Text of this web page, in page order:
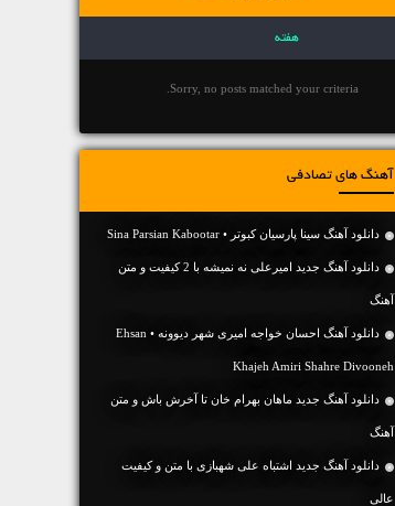
هفته
Sorry, no posts matched your criteria.
آهنگ های تصادفی
دانلود آهنگ سینا پارسیان کبوتر • Sina Parsian Kabootar
دانلود آهنگ جديد امیرعلی نه نمیشه با 2 کیفیت و متن
آهنگ
دانلود آهنگ احسان خواجه امیری شهر دیوونه • Ehsan
Khajeh Amiri Shahre Divooneh
دانلود آهنگ جديد ماهان بهرام خان تا آخرش باش و متن
آهنگ
دانلود آهنگ جديد اشتباه علی شهبازی با متن و کیفیت
عالی